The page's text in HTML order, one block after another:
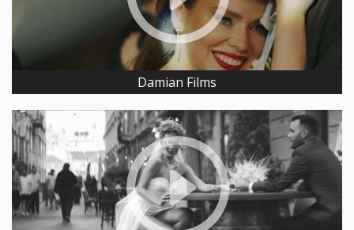
Damian Films